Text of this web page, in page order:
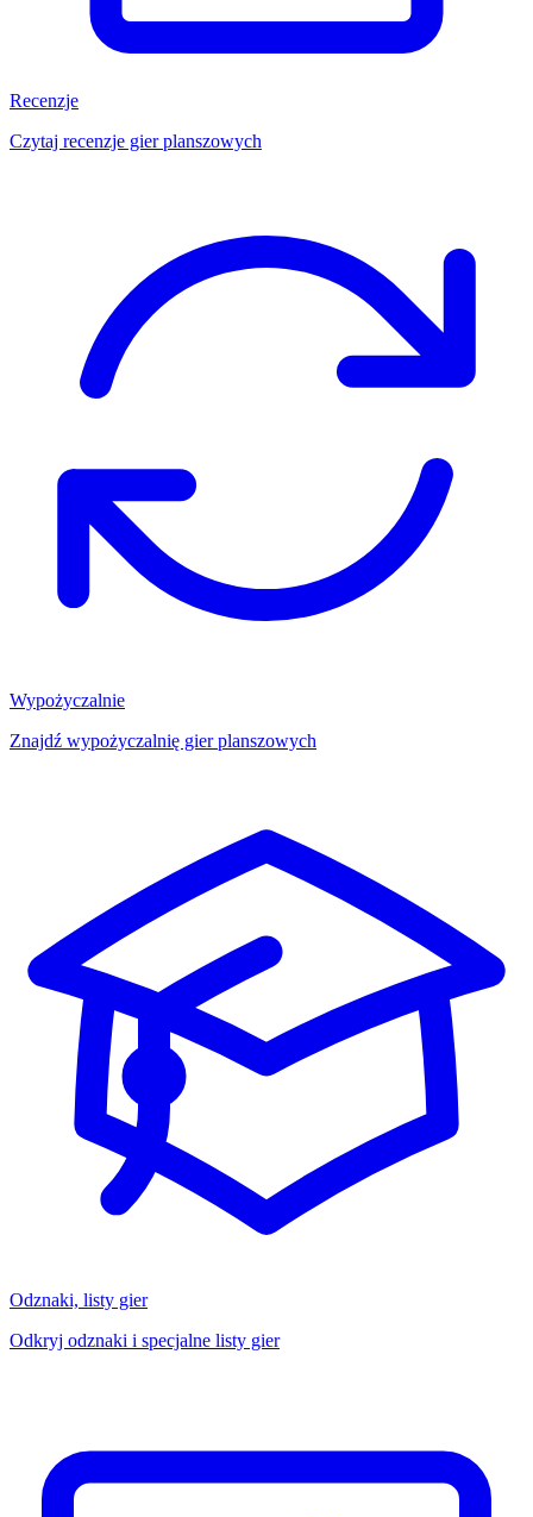
Recenzje
Czytaj recenzje gier planszowych
Wypożyczalnie
Znajdź wypożyczalnię gier planszowych
Odznaki, listy gier
Odkryj odznaki i specjalne listy gier